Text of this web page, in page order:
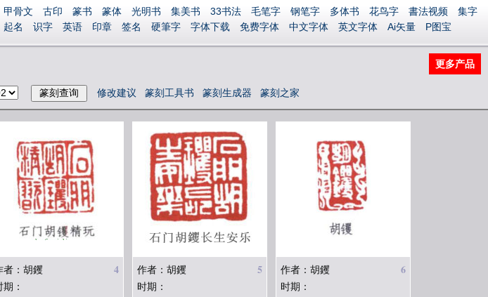
甲骨文 古印 篆书 篆体 光明书 集美书 33书法 毛笔字 钢笔字 多体书 花鸟字 書法视频
集字
起名 识字 英语 印章 签名 硬筆字 字体下载 免费字体 中文字体 英文字体 Ai矢量
P图宝
更多产品
修改建议 篆刻工具书 篆刻生成器 篆刻之家
4
者：胡钁
期：
5
作者：胡钁
时期：
6
作者：胡钁
时期：